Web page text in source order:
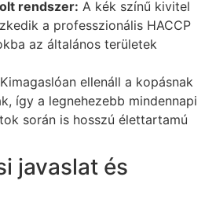
rendszer: A kék színű kivitel
a professzionális HACCP
az általános területek
Kimagaslóan ellenáll a kopásnak
így a legnehezebb mindennapi
során is hosszú élettartamú
javaslat és